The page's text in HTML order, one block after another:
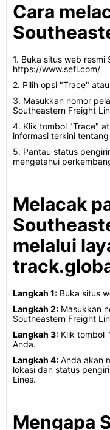
Cara
1. Buka situs web resmi
https://www.sefl.com/
2. Pilih opsi "Trace"
3. Masukkan nomor
Southeastern Freight
4. Klik tombol "Trace"
informasi terkini
5. Pantau status
mengetahui
Melacak
melalui
Langkah 1: Buka situs
Langkah 2: Masukkan
Southeastern Freight
Langkah 3: Klik tombol
Anda.
Langkah 4: Anda akan
lokasi dan status
Lines.
Mengapa